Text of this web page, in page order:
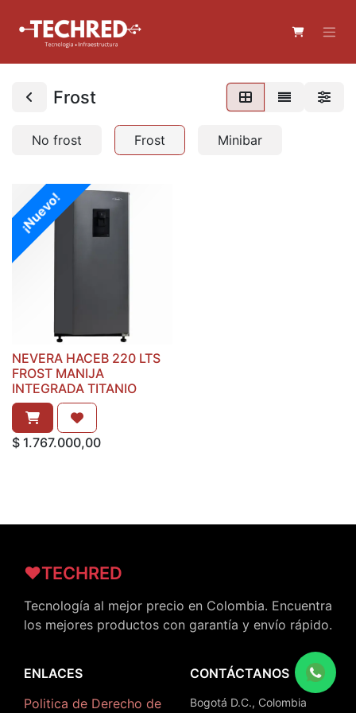
Frost
No frost Frost Minibar
¡Nuevo!
NEVERA HACEB 220 LTS
FROST MANIJA
INTEGRADA TITANIO
$ 1.767.000,00
❤️TECHRED
Tecnología al mejor precio en Colombia. Encuentra
los mejores productos con garantía y envío rápido.
ENLACES
Politica de Derecho de
CONTÁCTANOS
Bogotá D.C., Colombia